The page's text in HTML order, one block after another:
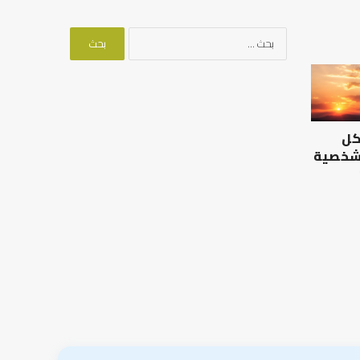
الرصيد
التربوي
والطفولة
المبكرة
..
كيف
شخصية
البحث